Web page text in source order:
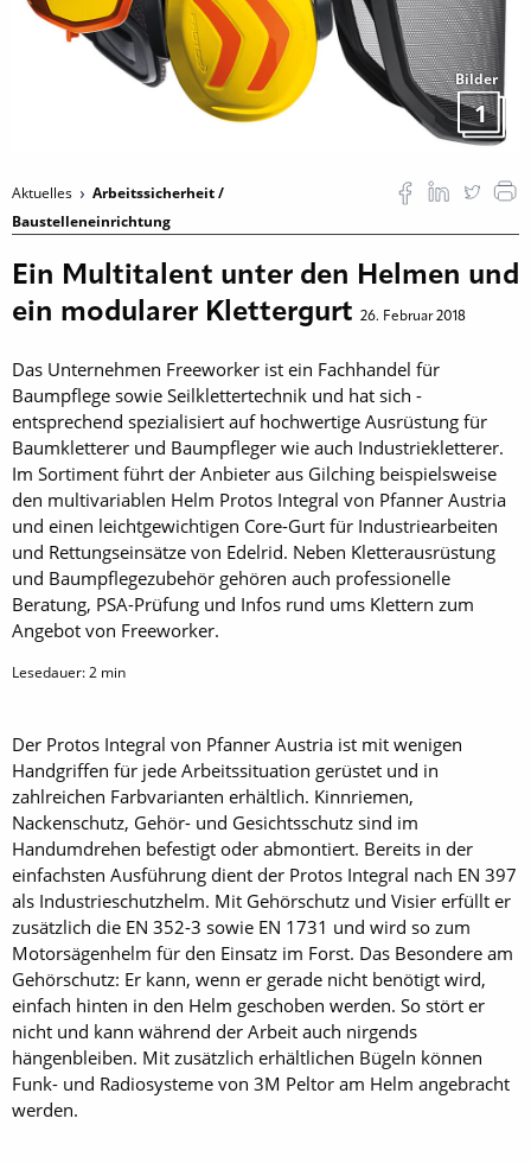
Bilder
1
Aktuelles
Arbeitssicherheit /
Baustelleneinrichtung
Ein Multitalent unter den Helmen und
ein modularer Klettergurt 26. Februar 2018
Das Unternehmen Freeworker ist ein Fachhandel für
Baumpflege sowie Seilklettertechnik und hat sich ­
entsprechend spezialisiert auf hochwertige Ausrüstung für
Baumkletterer und Baumpfleger wie auch Industrie­kletterer.
Im Sortiment führt der Anbieter aus Gilching beispielsweise
den multivariablen Helm Protos Integral von Pfanner Austria
und einen leichtgewichtigen Core-Gurt für Industrie­arbeiten
und Rettungseinsätze von Edelrid. Neben Kletter­ausrüstung
und Baumpflegezubehör gehören auch professionelle
Beratung, PSA-Prüfung und Infos rund ums Klettern zum
Angebot von Freeworker.
Lesedauer:2 min
Der Protos Integral von Pfanner Austria ist mit wenigen
Handgriffen für jede Arbeitssituation gerüstet und in
zahlreichen Farb­varianten erhältlich. Kinnriemen,
Nackenschutz, Gehör- und Gesichtsschutz sind im
Handumdrehen befestigt oder abmontiert. Bereits in der
einfachsten Ausführung dient der Protos Integral nach EN 397
als Industrieschutzhelm. Mit Gehörschutz und Visier erfüllt er
­zusätzlich die EN 352-3 sowie EN 1731 und wird so zum
Motorsägenhelm für den Einsatz im Forst. Das Besondere am
Gehörschutz: Er kann, wenn er gerade nicht benötigt wird,
einfach hinten in den Helm geschoben werden. So stört er
nicht und kann während der Arbeit auch nirgends
hängenbleiben. Mit zusätzlich erhältlichen Bügeln können
Funk- und Radiosysteme von 3M Peltor am Helm angebracht
werden.